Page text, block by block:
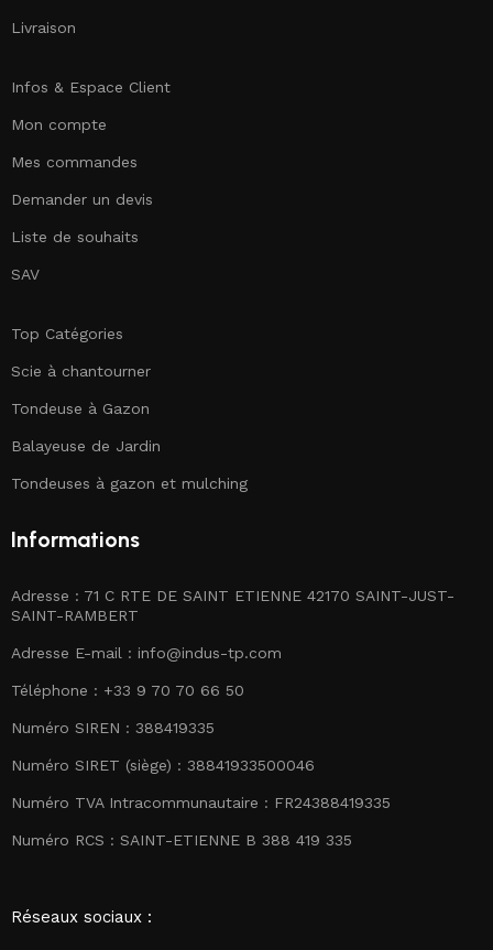
Livraison
Infos & Espace Client
Mon compte
Mes commandes
Demander un devis
Liste de souhaits
SAV
Top Catégories
Scie à chantourner
Tondeuse à Gazon
Balayeuse de Jardin
Tondeuses à gazon et mulching
Informations
Adresse : 71 C RTE DE SAINT ETIENNE 42170 SAINT-JUST-
SAINT-RAMBERT
Adresse E-mail : info@indus-tp.com
Téléphone : +33 9 70 70 66 50
Numéro SIREN : 388419335
Numéro SIRET (siège) : 38841933500046
Numéro TVA Intracommunautaire : FR24388419335
Numéro RCS : SAINT-ETIENNE B 388 419 335
Réseaux sociaux :